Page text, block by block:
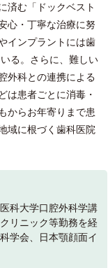
済む「ドックベスト
心・丁寧な治療に努
インプラントには歯
る。さらに、難しい
外科との連携による
は患者ごとに消毒・
からお年寄りまで患
域に根づく歯科医院
科大学口腔外科学講
リニック等勤務を経
学会、日本顎顔面イ